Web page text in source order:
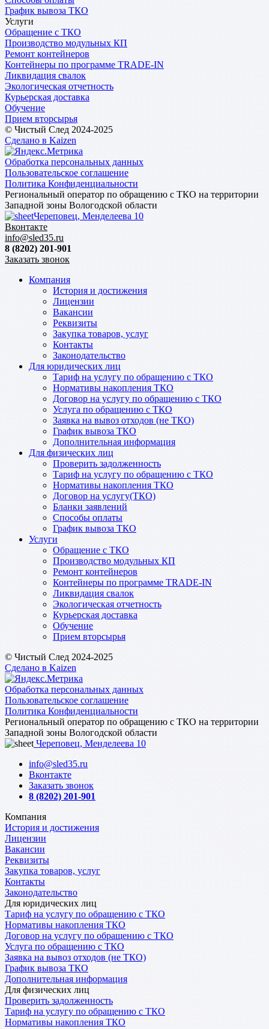
График вывоза ТКО
Услуги
Обращение с ТКО
Производство модульных КП
Ремонт контейнеров
Контейнеры по программе TRADE-IN
Ликвидация свалок
Экологическая отчетность
Курьерская доставка
Обучение
Прием вторсырья
© Чистый След 2024-2025
Сделано в Kaizen
Обработка персональных данных
Пользовательское соглашение
Политика Конфиденциальности
Региональный оператор по обращению с ТКО на территории
Западной зоны Вологодской области
Череповец, Менделеева 10
Вконтакте
info@sled35.ru
8 (8202) 201-901
Заказать звонок
Компания
История и достижения
Лицензии
Вакансии
Реквизиты
Закупка товаров, услуг
Контакты
Законодательство
Для юридических лиц
Тариф на услугу по обращению с ТКО
Нормативы накопления ТКО
Договор на услугу по обращению с ТКО
Услуга по обращению с ТКО
Заявка на вывоз отходов (не ТКО)
График вывоза ТКО
Дополнительная информация
Для физических лиц
Проверить задолженность
Тариф на услугу по обращению с ТКО
Нормативы накопления ТКО
Договор на услугу(ТКО)
Бланки заявлений
Способы оплаты
График вывоза ТКО
Услуги
Обращение с ТКО
Производство модульных КП
Ремонт контейнеров
Контейнеры по программе TRADE-IN
Ликвидация свалок
Экологическая отчетность
Курьерская доставка
Обучение
Прием вторсырья
© Чистый След 2024-2025
Сделано в Kaizen
Обработка персональных данных
Пользовательское соглашение
Политика Конфиденциальности
Региональный оператор по обращению с ТКО на территории
Западной зоны Вологодской области
Череповец, Менделеева 10
info@sled35.ru
Вконтакте
Заказать звонок
8 (8202) 201-901
Компания
История и достижения
Лицензии
Вакансии
Реквизиты
Закупка товаров, услуг
Контакты
Законодательство
Для юридических лиц
Тариф на услугу по обращению с ТКО
Нормативы накопления ТКО
Договор на услугу по обращению с ТКО
Услуга по обращению с ТКО
Заявка на вывоз отходов (не ТКО)
График вывоза ТКО
Дополнительная информация
Для физических лиц
Проверить задолженность
Тариф на услугу по обращению с ТКО
Нормативы накопления ТКО